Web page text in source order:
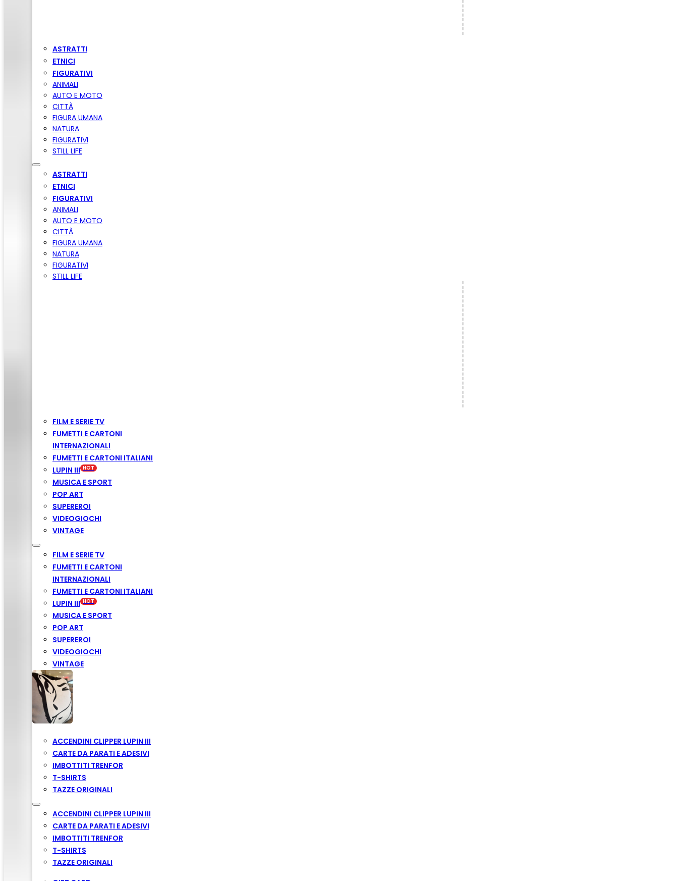
ASTRATTI
ETNICI
FIGURATIVI
ANIMALI
AUTO E MOTO
CITTÀ
FIGURA UMANA
NATURA
FIGURATIVI
STILL LIFE
ASTRATTI
ETNICI
FIGURATIVI
ANIMALI
AUTO E MOTO
CITTÀ
FIGURA UMANA
NATURA
FIGURATIVI
STILL LIFE
FILM E SERIE TV
FUMETTI E CARTONI
INTERNAZIONALI
FUMETTI E CARTONI ITALIANI
LUPIN III
MUSICA E SPORT
POP ART
SUPEREROI
VIDEOGIOCHI
VINTAGE
FILM E SERIE TV
FUMETTI E CARTONI
INTERNAZIONALI
FUMETTI E CARTONI ITALIANI
LUPIN III
MUSICA E SPORT
POP ART
SUPEREROI
VIDEOGIOCHI
VINTAGE
ACCENDINI CLIPPER LUPIN III
CARTE DA PARATI E ADESIVI
IMBOTTITI TRENFOR
T-SHIRTS
TAZZE ORIGINALI
ACCENDINI CLIPPER LUPIN III
CARTE DA PARATI E ADESIVI
IMBOTTITI TRENFOR
T-SHIRTS
TAZZE ORIGINALI